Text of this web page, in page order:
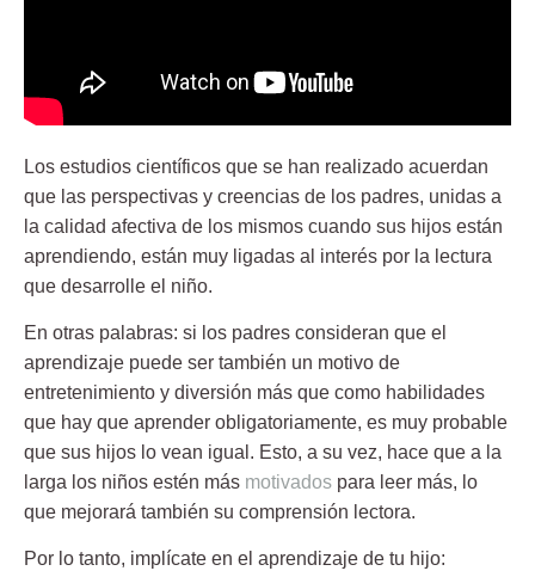
Los estudios científicos que se han realizado acuerdan
que las perspectivas y creencias de los padres, unidas a
la calidad afectiva de los mismos cuando sus hijos están
aprendiendo, están muy ligadas al interés por la lectura
que desarrolle el niño.
En otras palabras: si los padres consideran que el
aprendizaje puede ser también un motivo de
entretenimiento y diversión más que como habilidades
que hay que aprender obligatoriamente, es muy probable
que sus hijos lo vean igual . Esto, a su vez, hace que a la
larga los niños estén más motivados para leer más, lo
que mejorará también su comprensión lectora.
Por lo tanto, implícate en el aprendizaje de tu hijo: